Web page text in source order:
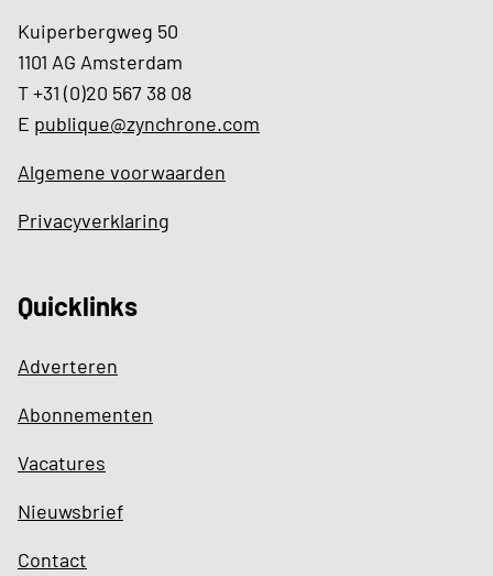
Kuiperbergweg 50
1101 AG Amsterdam
T +31 (0)20 567 38 08
E publique@zynchrone.com
Algemene voorwaarden
Privacyverklaring
Quicklinks
Adverteren
Abonnementen
Vacatures
Nieuwsbrief
Contact